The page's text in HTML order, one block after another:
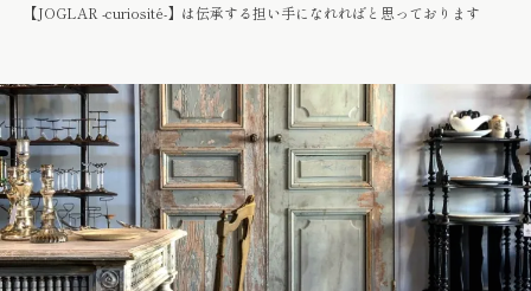
【JOGLAR -curiosité-】は伝承する担い手になれればと思っております